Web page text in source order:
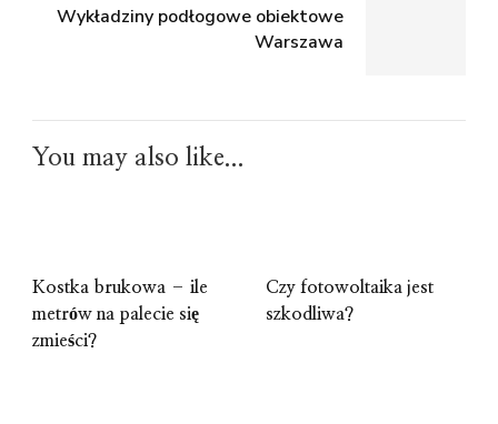
Wykładziny podłogowe obiektowe
Warszawa
You may also like...
Kostka brukowa – ile
metrów na palecie się
zmieści?
Czy fotowoltaika jest
szkodliwa?